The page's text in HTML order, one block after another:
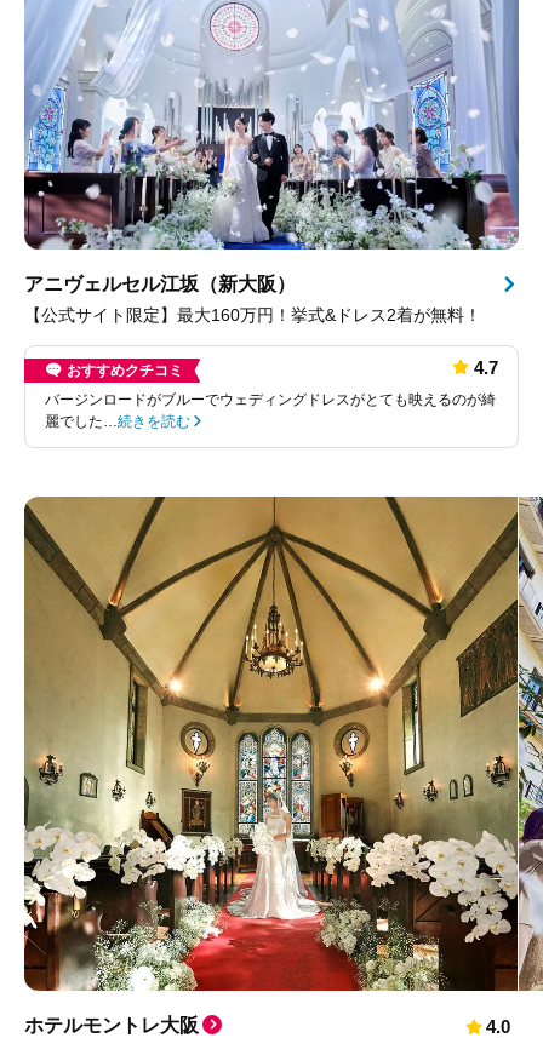
アニヴェルセル江坂（新大阪）
【公式サイト限定】最大160万円！挙式&ドレス2着が無料！
おすすめクチコミ 4.7
バージンロードがブルーでウェディングドレスがとても映えるのが綺
麗でした… 続きを読む
ホテルモントレ大阪 4.0